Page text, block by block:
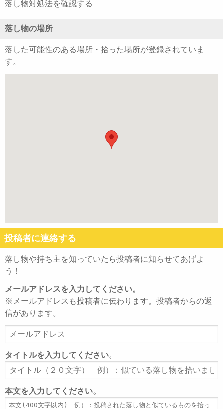
落し物対処法を確認する
落し物の場所
落した可能性のある場所・拾った場所が登録されていま
す。
投稿者に連絡する
落し物や持ち主を知っていたら投稿者に知らせてあげよ
う！
メールアドレスを入力してください。
※メールアドレスも投稿者に伝わります。投稿者からの返
信があります。
ー
ル
ア
ド
レ
ス
タイトルを入力してください。
タ
イ
ト
ル
本文を入力してください。
本